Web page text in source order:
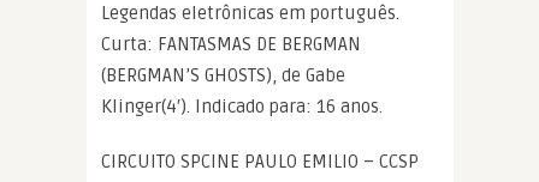
Legendas eletrônicas em português.
Curta: FANTASMAS DE BERGMAN
(BERGMAN’S GHOSTS), de Gabe
Klinger(4′). Indicado para: 16 anos.
CIRCUITO SPCINE PAULO EMILIO – CCSP